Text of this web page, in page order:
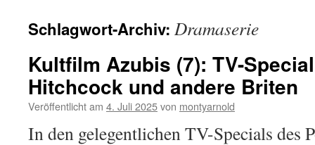
Schlagwort-Archiv: Dramaserie
Kultfilm Azubis (7): TV-
Hitchcock und andere Briten
Veröffentlicht am 4. Juli 2025von montyarnold
In den gelegentlichen TV-Specials des